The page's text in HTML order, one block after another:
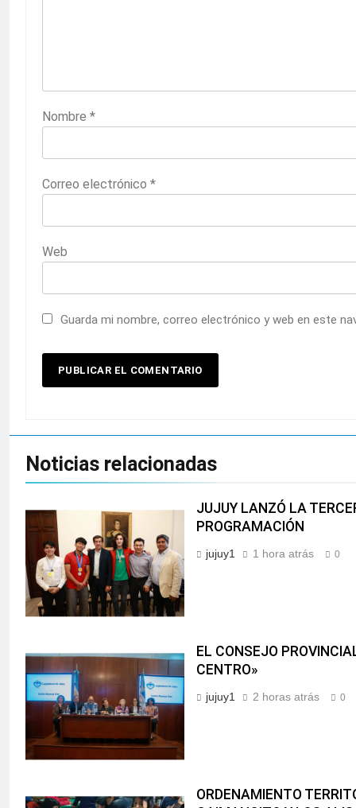
Nombre *
Correo electrónico *
Web
Guarda mi nombre, correo electrónico y web en este
Noticias relacionadas
JUJUY LANZÓ LA
PROGRAMACIÓN
jujuy1 1 hora atrás 0
EL CONSEJO
CENTRO»
jujuy1 2 horas atrás 0
ORDENAMIENTO